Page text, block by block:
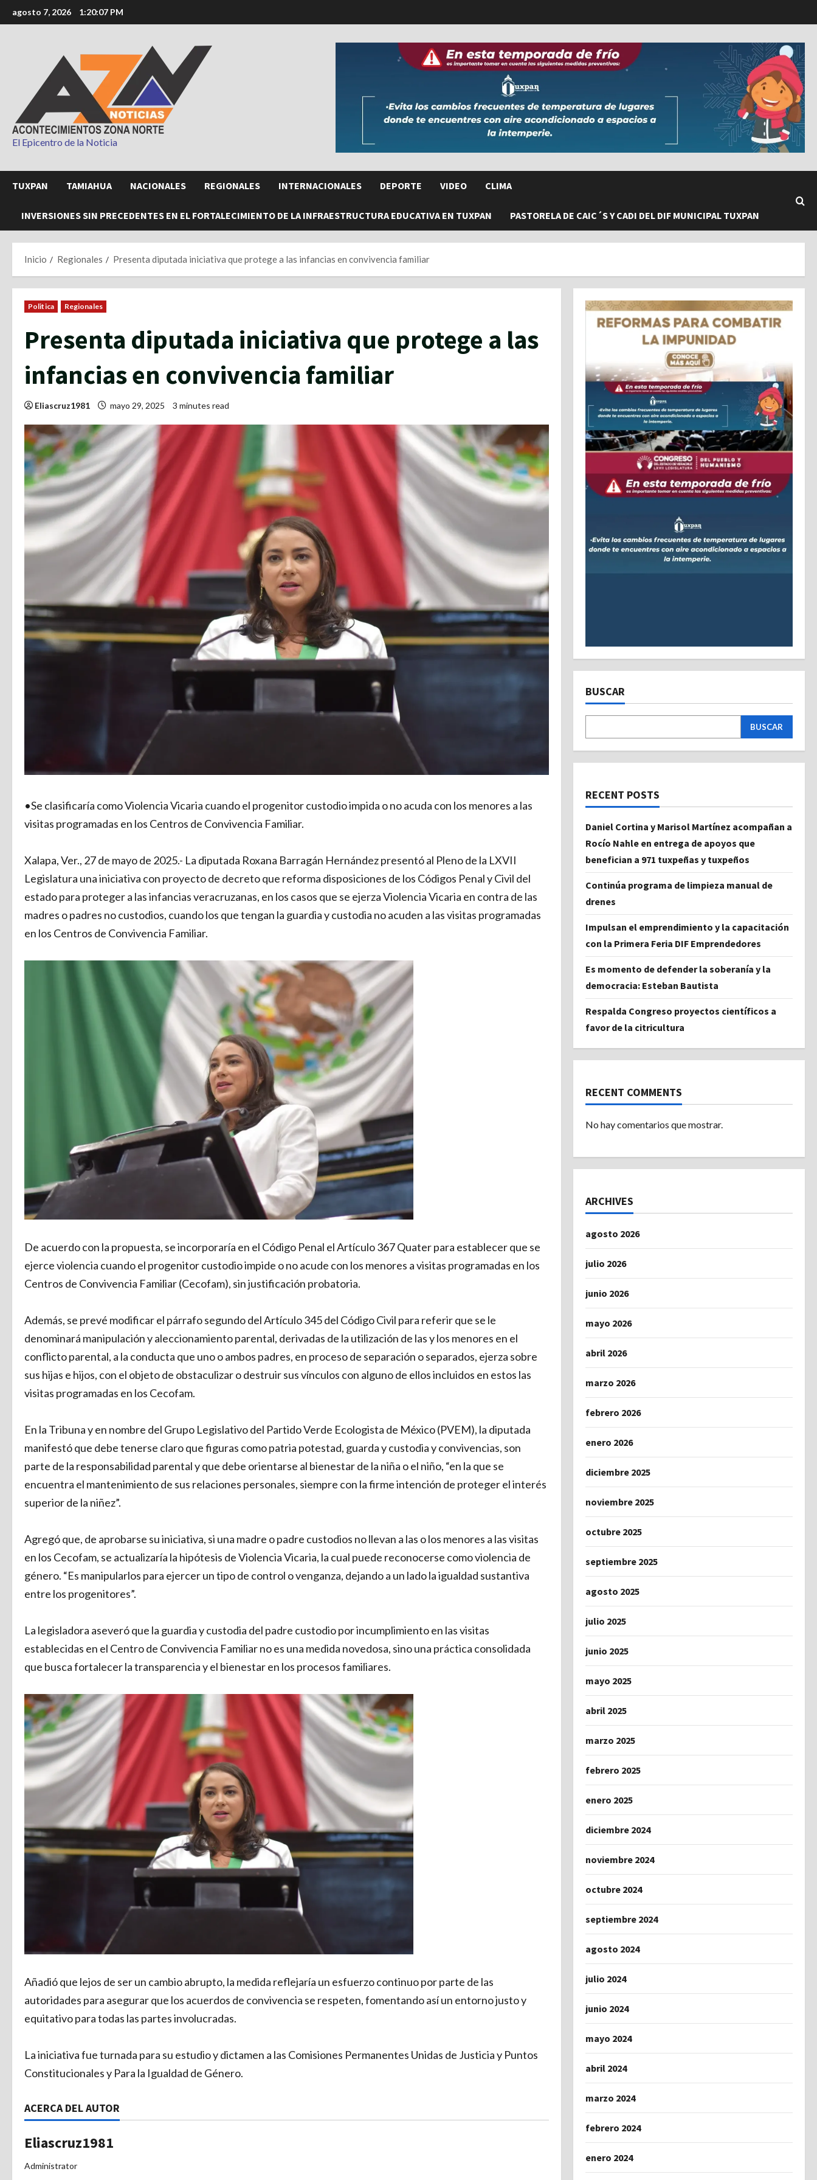
al
agosto 7, 2026 1:20:09 PM
El Epicentro de la Noticia
TUXPAN TAMIAHUA NACIONALES REGIONALES INTERNACIONALES DEPORTE VIDEO CLIMA
INVERSIONES SIN PRECEDENTES EN EL FORTALECIMIENTO DE LA INFRAESTRUCTURA EDUCATIVA EN TUXPAN PASTORELA DE CAIC´S Y CADI DEL DIF MUNICIPAL TUXPAN
Inicio Regionales Presenta diputada iniciativa que protege a las infancias en convivencia familiar
Politica Regionales
Presenta diputada iniciativa que protege a las
infancias en convivencia familiar
Eliascruz1981 mayo 29, 2025 3 minutes read
•Se clasificaría como Violencia Vicaria cuando el progenitor custodio impida o no acuda con los menores a las
visitas programadas en los Centros de Convivencia Familiar.
Xalapa, Ver., 27 de mayo de 2025.- La diputada Roxana Barragán Hernández presentó al Pleno de la LXVII
Legislatura una iniciativa con proyecto de decreto que reforma disposiciones de los Códigos Penal y Civil del
estado para proteger a las infancias veracruzanas, en los casos que se ejerza Violencia Vicaria en contra de las
madres o padres no custodios, cuando los que tengan la guardia y custodia no acuden a las visitas programadas
en los Centros de Convivencia Familiar.
De acuerdo con la propuesta, se incorporaría en el Código Penal el Artículo 367 Quater para establecer que se
ejerce violencia cuando el progenitor custodio impide o no acude con los menores a visitas programadas en los
Centros de Convivencia Familiar (Cecofam), sin justificación probatoria.
Además, se prevé modificar el párrafo segundo del Artículo 345 del Código Civil para referir que se le
denominará manipulación y aleccionamiento parental, derivadas de la utilización de las y los menores en el
conflicto parental, a la conducta que uno o ambos padres, en proceso de separación o separados, ejerza sobre
sus hijas e hijos, con el objeto de obstaculizar o destruir sus vínculos con alguno de ellos incluidos en estos las
visitas programadas en los Cecofam.
En la Tribuna y en nombre del Grupo Legislativo del Partido Verde Ecologista de México (PVEM), la diputada
manifestó que debe tenerse claro que figuras como patria potestad, guarda y custodia y convivencias, son
parte de la responsabilidad parental y que debe orientarse al bienestar de la niña o el niño, “en la que se
encuentra el mantenimiento de sus relaciones personales, siempre con la firme intención de proteger el interés
superior de la niñez”.
Agregó que, de aprobarse su iniciativa, si una madre o padre custodios no llevan a las o los menores a las visitas
en los Cecofam, se actualizaría la hipótesis de Violencia Vicaria, la cual puede reconocerse como violencia de
género. “Es manipularlos para ejercer un tipo de control o venganza, dejando a un lado la igualdad sustantiva
entre los progenitores”.
La legisladora aseveró que la guardia y custodia del padre custodio por incumplimiento en las visitas
establecidas en el Centro de Convivencia Familiar no es una medida novedosa, sino una práctica consolidada
que busca fortalecer la transparencia y el bienestar en los procesos familiares.
Añadió que lejos de ser un cambio abrupto, la medida reflejaría un esfuerzo continuo por parte de las
autoridades para asegurar que los acuerdos de convivencia se respeten, fomentando así un entorno justo y
equitativo para todas las partes involucradas.
La iniciativa fue turnada para su estudio y dictamen a las Comisiones Permanentes Unidas de Justicia y Puntos
Constitucionales y Para la Igualdad de Género.
ACERCA DEL AUTOR
Eliascruz1981
Administrator
BUSCAR
BUSCAR
RECENT POSTS
Daniel Cortina y Marisol Martínez acompañan a
Rocío Nahle en entrega de apoyos que
benefician a 971 tuxpeñas y tuxpeños
Continúa programa de limpieza manual de
drenes
Impulsan el emprendimiento y la capacitación
con la Primera Feria DIF Emprendedores
Es momento de defender la soberanía y la
democracia: Esteban Bautista
Respalda Congreso proyectos científicos a
favor de la citricultura
RECENT COMMENTS
No hay comentarios que mostrar.
ARCHIVES
agosto 2026
julio 2026
junio 2026
mayo 2026
abril 2026
marzo 2026
febrero 2026
enero 2026
diciembre 2025
noviembre 2025
octubre 2025
septiembre 2025
agosto 2025
julio 2025
junio 2025
mayo 2025
abril 2025
marzo 2025
febrero 2025
enero 2025
diciembre 2024
noviembre 2024
octubre 2024
septiembre 2024
agosto 2024
julio 2024
junio 2024
mayo 2024
abril 2024
marzo 2024
febrero 2024
enero 2024